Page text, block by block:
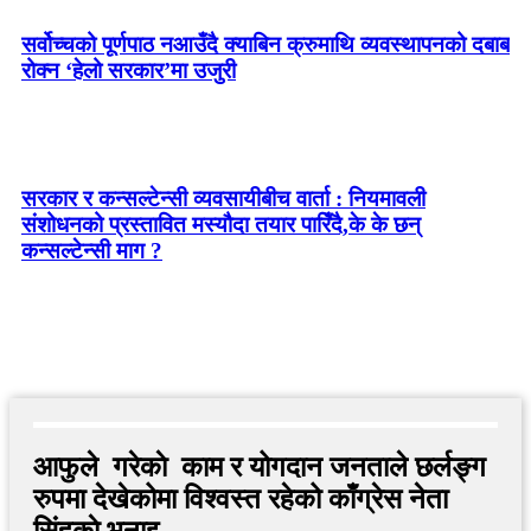
सर्वोच्चको पूर्णपाठ नआउँदै क्याबिन क्रुमाथि व्यवस्थापनको दबाब
रोक्न ‘हेलो सरकार’मा उजुरी
सरकार र कन्सल्टेन्सी व्यवसायीबीच वार्ता : नियमावली
संशोधनको प्रस्तावित मस्यौदा तयार पारिँदै,के के छन्
कन्सल्टेन्सी माग ?
आफुले गरेकाे काम र योगदान जनताले छर्लङ्ग
रुपमा देखेकोमा विश्वस्त रहेको काँग्रेस नेता